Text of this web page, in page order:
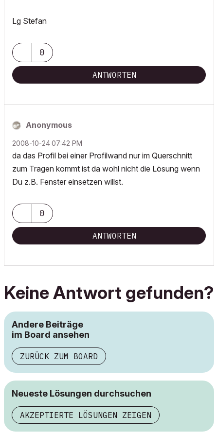
Lg Stefan
0
ANTWORTEN
Anonymous
‎2008-10-2407:42 PM
da das Profil bei einer Profilwand nur im Querschnitt
zum Tragen kommt ist da wohl nicht die Lösung wenn
Du z.B. Fenster einsetzen willst.
0
ANTWORTEN
Keine Antwort gefunden?
Andere Beiträge
im Board ansehen
ZURÜCK ZUM BOARD
Neueste Lösungen durchsuchen
AKZEPTIERTE LÖSUNGEN ZEIGEN